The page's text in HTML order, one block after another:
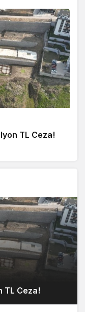
TL Ceza!
TL Ceza!